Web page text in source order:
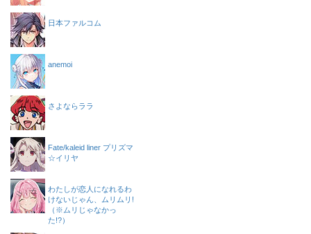
日本ファルコム
anemoi
さよならララ
Fate/kaleid liner プリズマ
☆イリヤ
わたしが恋人になれるわ
けないじゃん、ムリムリ!
（※ムリじゃなかっ
た!?）